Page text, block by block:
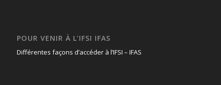
POUR VENIR À L’IFSI IFAS
Différentes façons d’accéder à l’IFSI – IFAS